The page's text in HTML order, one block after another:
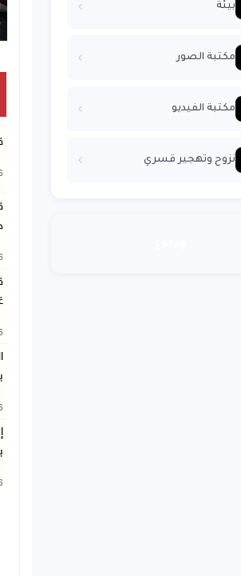
بيئة
مكتبة الصور
مكتبة الفيديو
نزوح وتهجير قسري
متفوقين بالثانوية العامة في خان